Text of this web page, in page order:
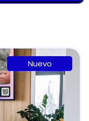
Nuevo